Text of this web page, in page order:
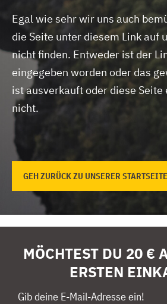
Egal wie sehr wir uns auch
die Seite unter diesem Link auf
nicht finden. Entweder ist der
eingegeben worden oder das
ist ausverkauft oder diese
nicht.
GEH ZURÜCK ZU UNSERER STARTSEITE
MÖCHTEST DU 20 €
ERSTEN
Gib deine E-Mail-Adresse ein!